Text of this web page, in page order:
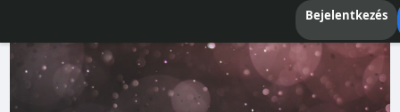
Bejelentkezés